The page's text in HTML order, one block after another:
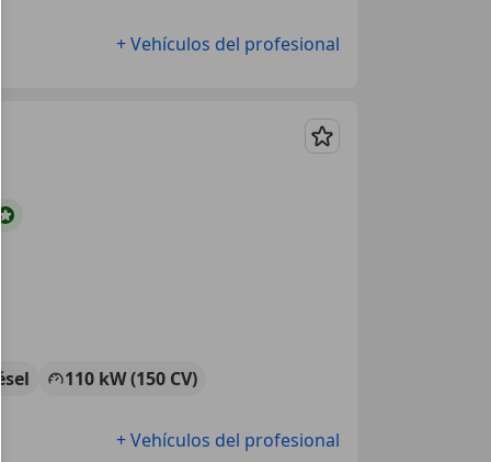
+ Vehículos del profesional
Guardar
110 kW (150 CV)
+ Vehículos del profesional